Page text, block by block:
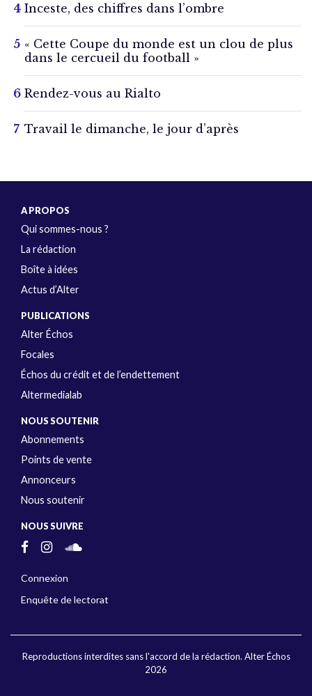
Inceste, des chiffres dans l’ombre
« Cette Coupe du monde est un clou de plus
dans le cercueil du football »
Rendez-vous au Rialto
Travail le dimanche, le jour d’après
A PROPOS
Qui sommes-nous ?
La rédaction
Boîte à idées
Actus d’Alter
PUBLICATIONS
Alter Échos
Focales
Échos du crédit et de l’endettement
Altermedialab
NOUS SOUTENIR
Abonnements
Points de vente
Annonceurs
Nous soutenir
NOUS SUIVRE
Connexion
Enquête de lectorat
Reproductions interdites sans l'accord de la rédaction. Alter Échos
2026